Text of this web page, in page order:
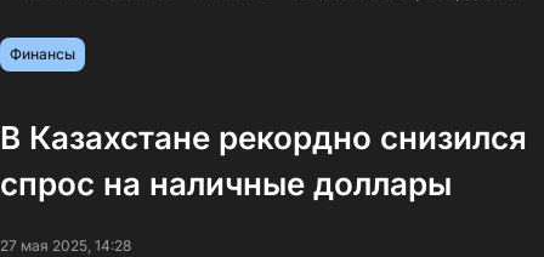
Финансы
В Казахстане рекордно снизился
спрос на наличные доллары
27 мая 2025, 14:28